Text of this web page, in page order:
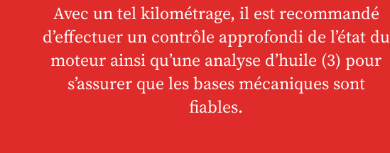
Avec un tel kilométrage, il est recommandé
d’effectuer un contrôle approfondi de l’état du
moteur ainsi qu’une analyse d’huile (3) pour
s’assurer que les bases mécaniques sont
fiables.